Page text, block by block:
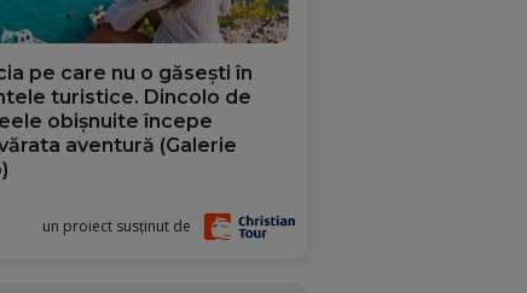
pe care nu o găsești în
turistice. Dincolo de
obișnuite începe
aventură (Galerie
un proiect susținut de